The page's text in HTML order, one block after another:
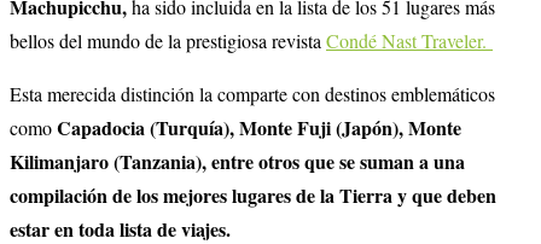
Machupicchu,ha sido incluida en la lista de los 51 lugares más
bellos del mundo de la prestigiosa revista Condé Nast Traveler.
Esta merecida distinción la comparte con destinos emblemáticos
comoCapadocia (Turquía), Monte Fuji (Japón), Monte
Kilimanjaro (Tanzania), entre otros que se suman a una
compilación de los mejores lugares de la Tierra y que deben
estar en toda lista de viajes.